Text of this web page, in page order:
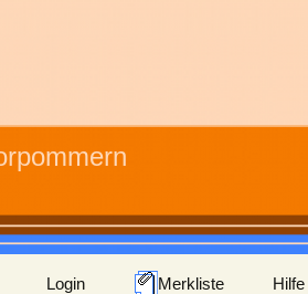
Login Merkliste Hilfe